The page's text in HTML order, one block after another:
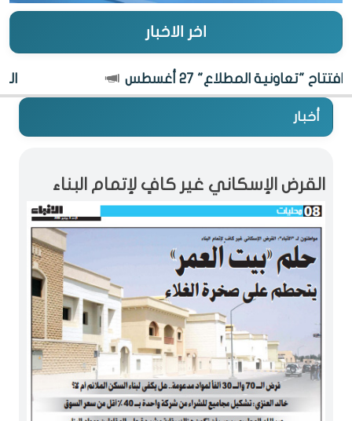
اخر الاخبار
"تعاونية المطلاع" 27 أغسطس
أخبار
القرض الإسكاني غير كافٍ لإتمام البناء